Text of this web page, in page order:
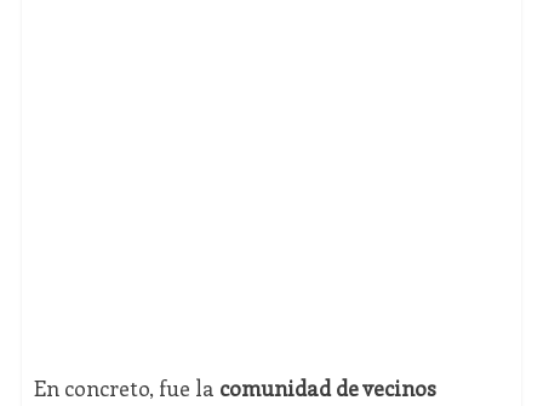
En concreto, fue la comunidad de vecinos